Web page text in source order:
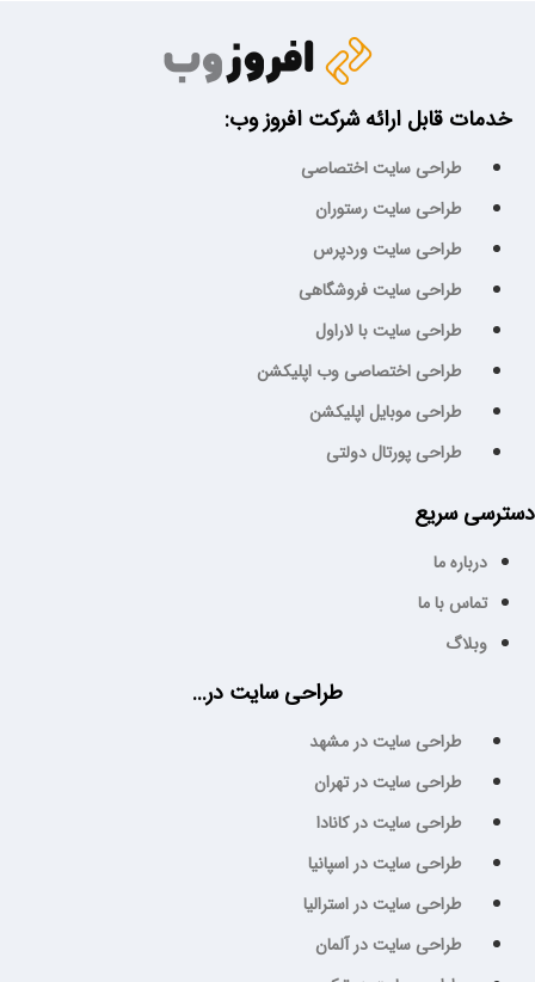
خدمات قابل ارائه شرکت افروز وب:
طراحی سایت اختصاصی
طراحی سایت رستوران
طراحی سایت وردپرس
طراحی سایت فروشگاهی
طراحی سایت با لاراول
طراحی اختصاصی وب اپلیکشن
طراحی موبایل اپلیکشن
طراحی پورتال دولتی
دسترسی سریع
درباره ما
تماس با ما
وبلاگ
طراحی سایت در...
طراحی سایت در مشهد
طراحی سایت در تهران
طراحی سایت در کانادا
طراحی سایت در اسپانیا
طراحی سایت در استرالیا
طراحی سایت در آلمان